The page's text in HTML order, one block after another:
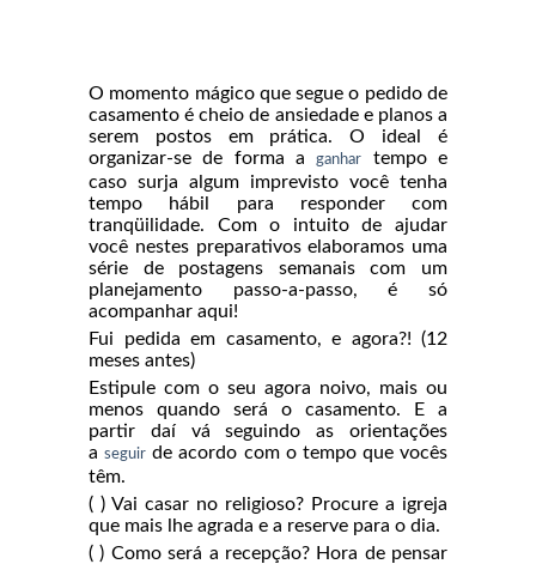
O momento mágico que segue o pedido de
casamento é cheio de ansiedade e planos a
serem postos em prática. O ideal é
organizar-se de forma aganhar
tempo e
caso surja algum imprevisto você tenha
tempo hábil para responder com
tranqüilidade. Com o intuito de ajudar
você nestes preparativos elaboramos uma
série de postagens semanais com um
planejamento passo-a-passo, é só
acompanhar aqui!
Fui pedida em casamento, e agora?! (12
meses antes)
Estipule com o seu agora noivo, mais ou
menos quando será o casamento. E a
partir daí vá seguindo as orientações
aseguir de acordo com o tempo que vocês
têm.
( ) Vai casar no religioso? Procure a igreja
que mais lhe agrada e a reserve para o dia.
( ) Como será a recepção? Hora de pensar